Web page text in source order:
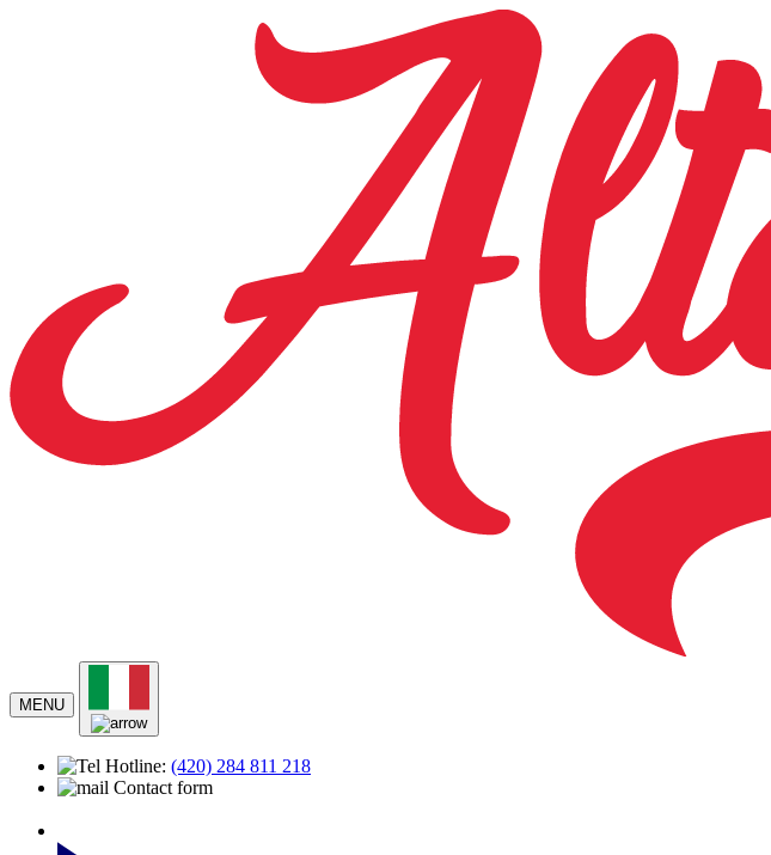
MENU
Hotline: (420) 284 811 218
Contact form